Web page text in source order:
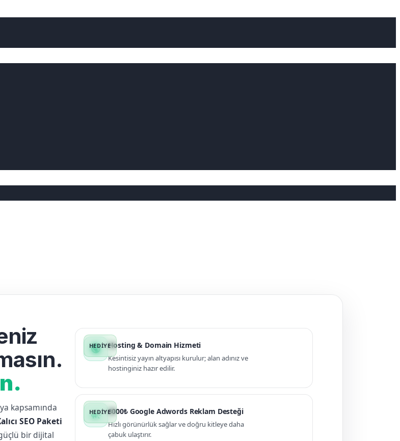
kapsamında
SEO Paketi
bir dijital
public Hosting & Domain Hizmeti
Kesintisiz yayın altyapısı kurulur; alan adınız ve
hostinginiz hazır edilir.
campaign 3000₺ Google Adwords Reklam Desteği
Hızlı görünürlük sağlar ve doğru kitleye daha
çabuk ulaştırır.